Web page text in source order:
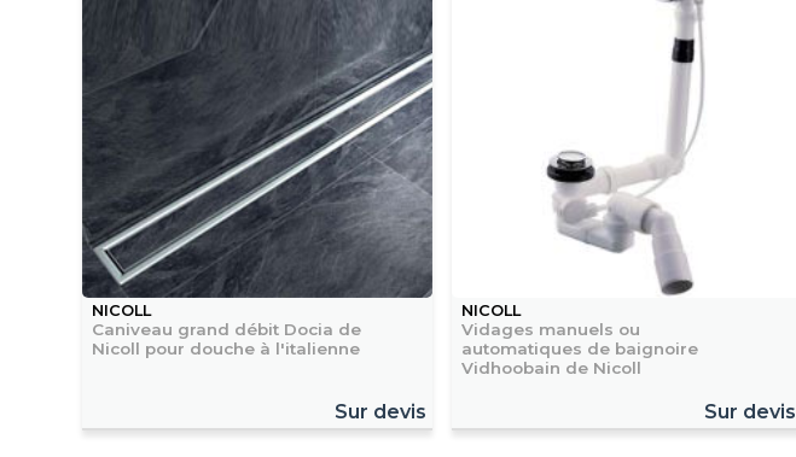
NICOLL
Caniveau grand débit Docia de
Nicoll pour douche à l'italienne
Sur devis
NICOLL
Vidages manuels ou
automatiques de baignoire
Vidhoobain de Nicoll
Sur devis